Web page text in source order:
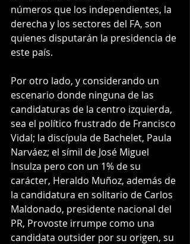
números que los independientes, la
derecha y los sectores del FA, son
quienes disputarán la presidencia de
este país.
Por otro lado, y considerando un
escenario donde ninguna de las
candidaturas de la centro izquierda,
sea el político frustrado de Francisco
Vidal; la discípula de Bachelet, Paula
Narváez; el símil de José Miguel
Insulza pero con un 1% de su
carácter, Heraldo Muñoz, además de
la candidatura en solitario de Carlos
Maldonado, presidente nacional del
PR, Provoste irrumpe como una
candidata outsider por su origen, su